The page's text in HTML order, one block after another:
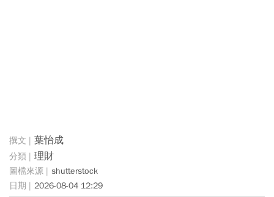
葉怡成
理財
shutterstock
2026-08-04 12:29